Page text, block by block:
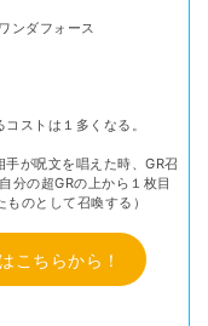
ンダフォース
ストは１多くなる。
が呪文を唱えた時、GR召
分の超GRの上から１枚目
のとして召喚する）
こちらから！